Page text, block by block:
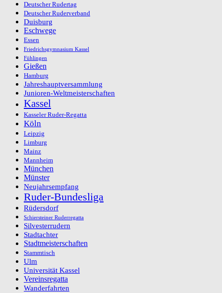
Deutscher Rudertag
Deutscher Ruderverband
Duisburg
Eschwege
Essen
Friedrichsgymnasium Kassel
Fühlingen
Gießen
Hamburg
Jahreshauptversammlung
Junioren-Weltmeisterschaften
Kassel
Kasseler Ruder-Regatta
Köln
Leipzig
Limburg
Mainz
Mannheim
München
Münster
Neujahrsempfang
Ruder-Bundesliga
Rüdersdorf
Schiersteiner Ruderregatta
Silvesterrudern
Stadtachter
Stadtmeisterschaften
Stammtisch
Ulm
Universität Kassel
Vereinsregatta
Wanderfahrten